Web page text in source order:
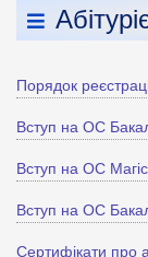
Порядок
Вступ на ОС
Вступ на ОС
Вступ на ОС
Сертифікати про